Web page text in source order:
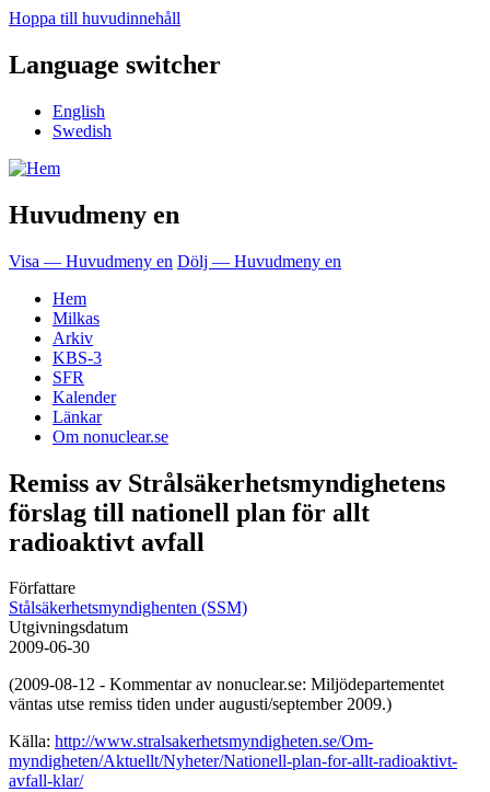
Hoppa till huvudinnehåll
Language switcher
English
Swedish
Huvudmeny en
Visa — Huvudmeny en Dölj — Huvudmeny en
Hem
Milkas
Arkiv
KBS-3
SFR
Kalender
Länkar
Om nonuclear.se
Remiss av Strålsäkerhetsmyndighetens
förslag till nationell plan för allt
radioaktivt avfall
Författare
Stålsäkerhetsmyndighenten (SSM)
Utgivningsdatum
2009-06-30
(2009-08-12 - Kommentar av nonuclear.se: Miljödepartementet
väntas utse remiss tiden under augusti/september 2009.)
Källa: http://www.stralsakerhetsmyndigheten.se/Om-
myndigheten/Aktuellt/Nyheter/Nationell-plan-for-allt-radioaktivt-
avfall-klar/